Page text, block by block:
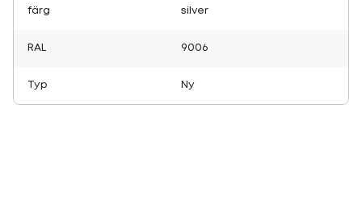
färg silver
RAL 9006
Typ Ny